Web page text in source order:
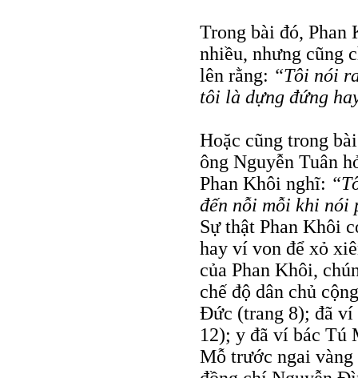
Trong bài đó, Phan
nhiều, nhưng cũng
lên rằng: “Tôi nói
tôi là dựng đứng
Hoặc cũng trong
ông Nguyễn Tuân
Phan Khôi nghĩ:
đến nỗi mỗi khi nói
Sự thật Phan Khôi
hay ví von để xỏ
của Phan Khôi,
chế độ dân chủ
Đức (trang 8); đã
12); y đã ví bác Tú
Mỗ trước ngai vàng